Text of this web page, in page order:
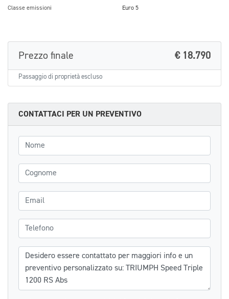
Classe emissioni Euro 5
Prezzo finale € 18.790
Passaggio di proprietà escluso
CONTATTACI PER UN PREVENTIVO
Nome
Cognome
Email
Telefono
Messaggio